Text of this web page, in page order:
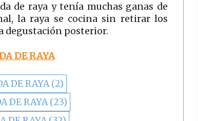
de raya y tenía muchas ganas de
la raya se cocina sin retirar los
degustación posterior.
DE RAYA